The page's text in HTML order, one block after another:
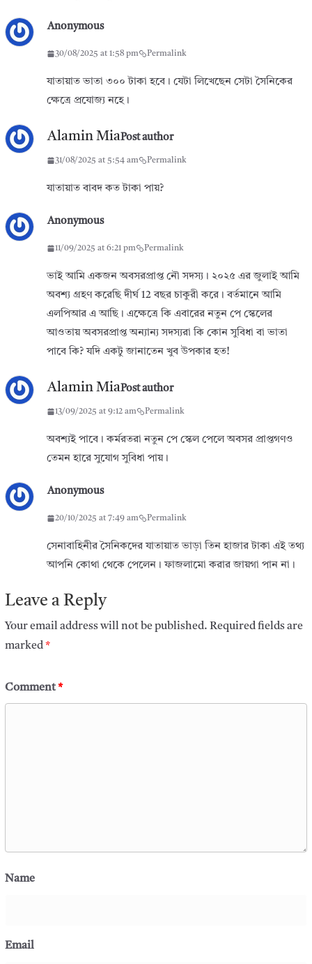
Anonymous
30/08/2025 at 1:58 pm Permalink
যাতায়াত ভাতা ৩০০ টাকা হবে। যেটা লিখেছেন সেটা সৈনিকের
ক্ষেত্রে প্রযোজ্য নহে।
Alamin MiaPost author
31/08/2025 at 5:54 am Permalink
যাতায়াত বাবদ কত টাকা পায়?
Anonymous
11/09/2025 at 6:21 pm Permalink
ভাই আমি একজন অবসরপ্রাপ্ত নৌ সদস্য। ২০২৫ এর জুলাই আমি
অবশ্য গ্রহণ করেছি দীর্ঘ 12 বছর চাকুরী করে। বর্তমানে আমি
এলপিআর এ আছি। এক্ষেত্রে কি এবারের নতুন পে স্কেলের
আওতায় অবসরপ্রাপ্ত অন্যান্য সদস্যরা কি কোন সুবিধা বা ভাতা
পাবে কি? যদি একটু জানাতেন খুব উপকার হত!
Alamin MiaPost author
13/09/2025 at 9:12 am Permalink
অবশ্যই পাবে। কর্মরতরা নতুন পে স্কেল পেলে অবসর প্রাপ্তগণও
তেমন হারে সুযোগ সুবিধা পায়।
Anonymous
20/10/2025 at 7:49 am Permalink
সেনাবাহিনীর সৈনিকদের যাতায়াত ভাড়া তিন হাজার টাকা এই তথ্য
আপনি কোথা থেকে পেলেন। ফাজলামো করার জায়গা পান না।
Leave a Reply
Your email address will not be published. Required fields are
marked*
Comment*
Name
Email